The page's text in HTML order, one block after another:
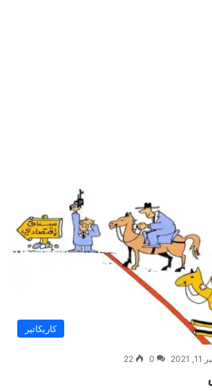
كاريكاتير
0
22